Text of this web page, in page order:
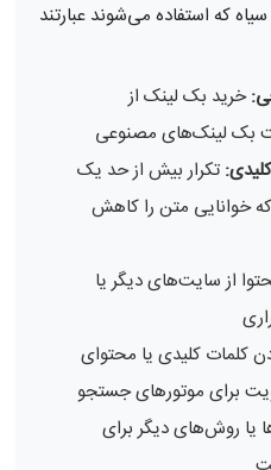
که استفاده می‌شوند عبارتند
خرید بک لینک از
بک لینک‌های مصنوعی
تکرار بیش از حد یک
خوانایی متن را کاهش
از سایت‌های دیگر یا
کلمات کلیدی یا محتوای
برای موتورهای جستجو
یا روش‌های دیگر برای